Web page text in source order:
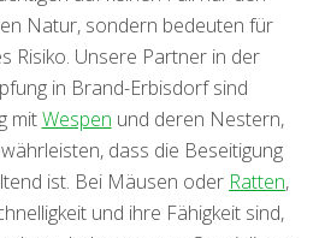
Natur, sondern bedeuten für
Risiko. Unsere Partner in der
in Brand-Erbisdorf sind
mitWespen und deren Nestern,
dass die Beseitigung
ist. Bei Mäusen oder Ratten,
und ihre Fähigkeit sind,